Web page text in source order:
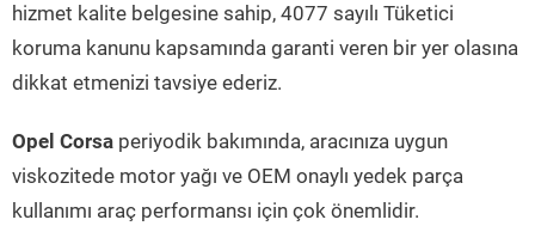
hizmet kalite belgesine sahip, 4077 sayılı Tüketici
koruma kanunu kapsamında garanti veren bir yer olasına
dikkat etmenizi tavsiye ederiz.
Opel Corsa periyodik bakımında, aracınıza uygun
viskozitede motor yağı ve OEM onaylı yedek parça
kullanımı araç performansı için çok önemlidir.